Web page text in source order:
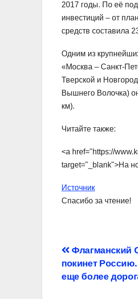
2017 годы. По её
инвестиций – от
средств составила
Одним из
«Москва – Санкт-
Тверской и
Вышнего Волочка)
км).
Читайте также:
<a href="https://
target="_blank">На
Источник
Спасибо за чтение!
по
Флагманский
покинет
еще более